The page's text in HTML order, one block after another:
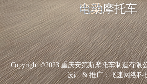
其他
弯梁摩托车
电动摩托车
越野摩托车
街头摩托车
其他
弯梁摩托车
Copyright ©2023 重庆安第斯摩托车制造有限
设计 & 推广：飞速网络科